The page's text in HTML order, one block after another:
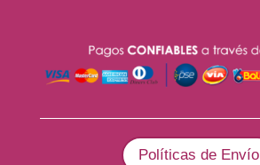
Políticas de Envío